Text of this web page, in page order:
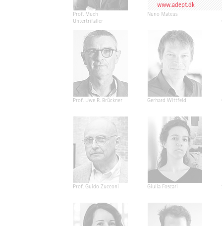
www.adept.dk
Prof. Much
Untertrifaller
Nuno Mateus
Prof. Uwe R. Brückner Gerhard Wittfeld
Prof. Guido Zucconi Giulia Foscari